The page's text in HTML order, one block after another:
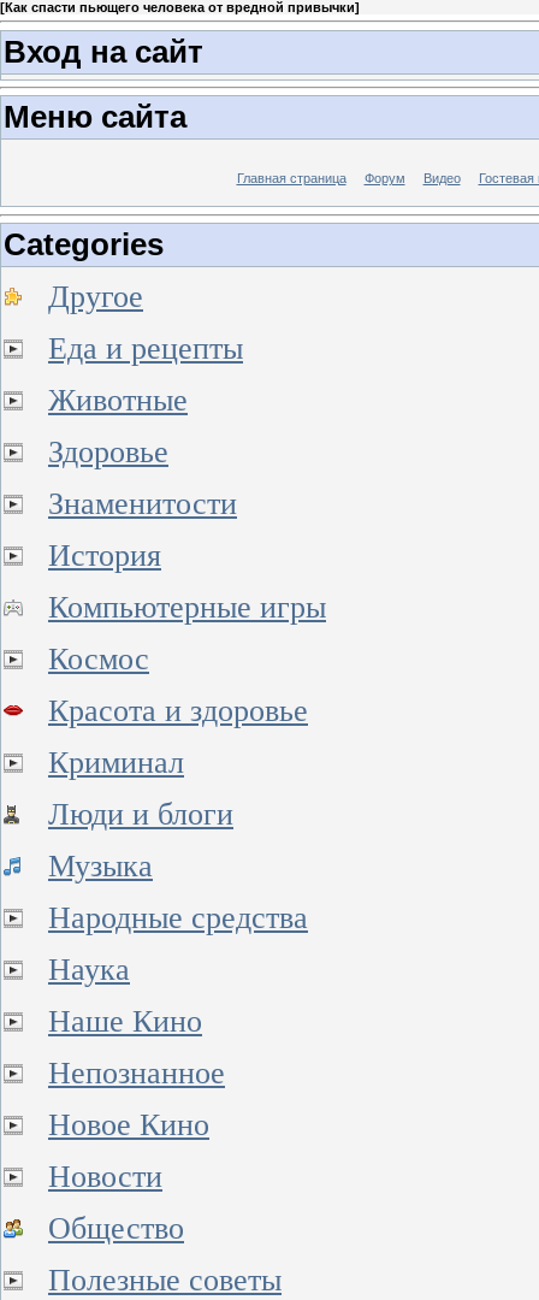
[Как спасти пьющего человека от вредной привычки]
Вход на сайт
Меню сайта
Главная страница Форум Видео Гостевая
Categories
Другое
Еда и рецепты
Животные
Здоровье
Знаменитости
История
Компьютерные игры
Космос
Красота и здоровье
Криминал
Люди и блоги
Музыка
Народные средства
Наука
Наше Кино
Непознанное
Новое Кино
Новости
Общество
Полезные советы